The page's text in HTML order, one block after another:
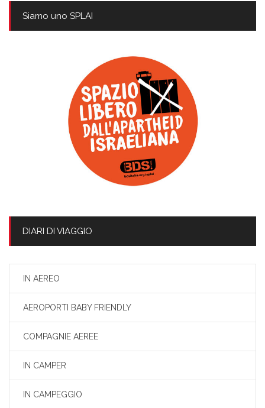
Siamo uno SPLAI
DIARI DI VIAGGIO
IN AEREO
AEROPORTI BABY FRIENDLY
COMPAGNIE AEREE
IN CAMPER
IN CAMPEGGIO